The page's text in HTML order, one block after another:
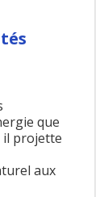
que
il projette
aux